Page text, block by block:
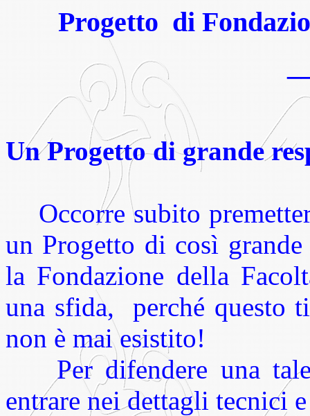
Progetto di
Un Progetto di grande
Occorre subito
un Progetto di così
la Fondazione della
una sfida,
perché questo
non è mai esistito!
Per difendere una tale
entrare nei dettagli tecnici